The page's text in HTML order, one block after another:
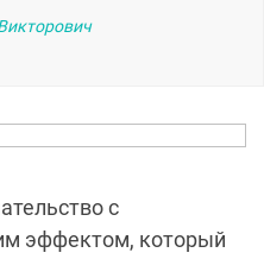
с
эффектом, который